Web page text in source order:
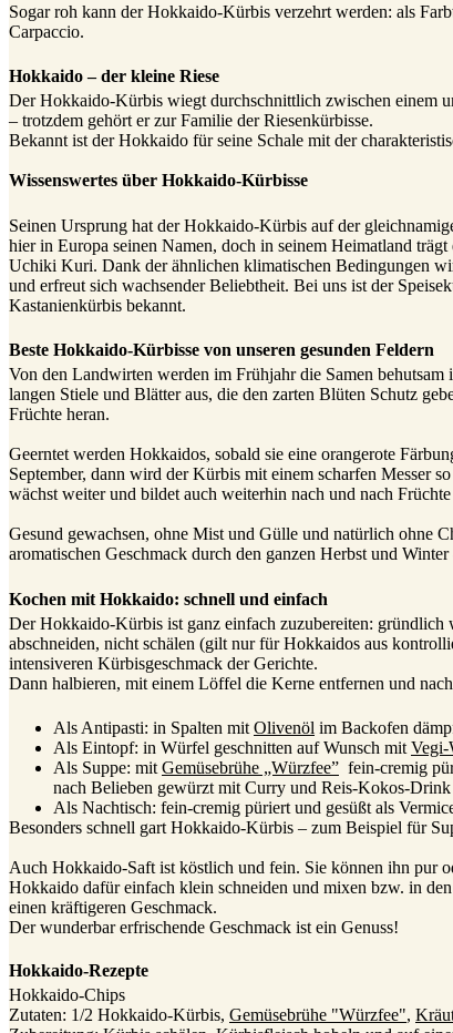
Sogar roh kann der Hokkaido-Kürbis verzehrt werden: als
Carpaccio.
Hokkaido – der kleine Riese
Der Hokkaido-Kürbis wiegt durchschnittlich zwischen einem
– trotzdem gehört er zur Familie der Riesenkürbisse.
Bekannt ist der Hokkaido für seine Schale mit der
Wissenswertes über Hokkaido-Kürbisse
Seinen Ursprung hat der Hokkaido-Kürbis auf der
hier in Europa seinen Namen, doch in seinem Heimatland
Uchiki Kuri. Dank der ähnlichen klimatischen Bedingungen
und erfreut sich wachsender Beliebtheit. Bei uns ist der
Kastanienkürbis bekannt.
Beste Hokkaido-Kürbisse von unseren gesunden Feldern
Von den Landwirten werden im Frühjahr die Samen
langen Stiele und Blätter aus, die den zarten Blüten Schutz
Früchte heran.
Geerntet werden Hokkaidos, sobald sie eine orangerote
September, dann wird der Kürbis mit einem scharfen Messer
wächst weiter und bildet auch weiterhin nach und nach Früchte
Gesund gewachsen, ohne Mist und Gülle und natürlich ohne
aromatischen Geschmack durch den ganzen Herbst und
Kochen mit Hokkaido: schnell und einfach
Der Hokkaido-Kürbis ist ganz einfach zuzubereiten: gründlich
abschneiden, nicht schälen (gilt nur für Hokkaidos aus
intensiveren Kürbisgeschmack der Gerichte.
Dann halbieren, mit einem Löffel die Kerne entfernen und
Als Antipasti: in Spalten mit Olivenöl im Backofen
Als Eintopf: in Würfel geschnitten auf Wunsch mit Vegi-
Als Suppe: mit Gemüsebrühe „Würzfee” fein-cremig
nach Belieben gewürzt mit Curry und Reis-Kokos-Drink
Als Nachtisch: fein-cremig püriert und gesüßt als
Besonders schnell gart Hokkaido-Kürbis – zum Beispiel für
Auch Hokkaido-Saft ist köstlich und fein. Sie können ihn pur
Hokkaido dafür einfach klein schneiden und mixen bzw. in
einen kräftigeren Geschmack.
Der wunderbar erfrischende Geschmack ist ein Genuss!
Hokkaido-Rezepte
Hokkaido-Chips
Zutaten: 1/2 Hokkaido-Kürbis, Gemüsebrühe "Würzfee",